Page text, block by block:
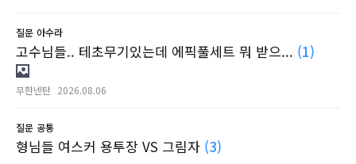
질문 아수라
고수님들.. 테초무기있는데 에픽풀세트 뭐 받으... (1)
무한넨탄 2026.08.06
질문 공통
형님들 여스커 용투장 VS 그림자 (3)